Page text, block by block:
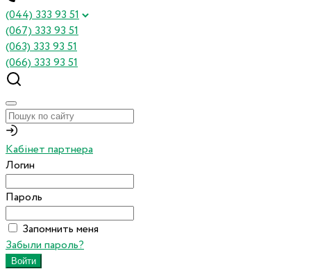
(044) 333 93 51
(067) 333 93 51
(063) 333 93 51
(066) 333 93 51
Кабінет партнера
Логин
Пароль
Запомнить меня
Забыли пароль?